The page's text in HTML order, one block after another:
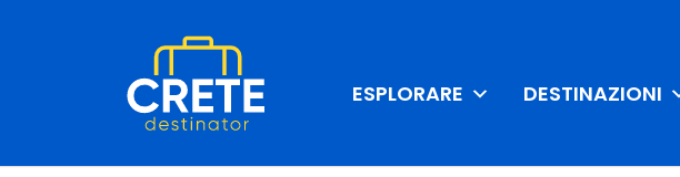
ESPLORARE DESTINAZIONI